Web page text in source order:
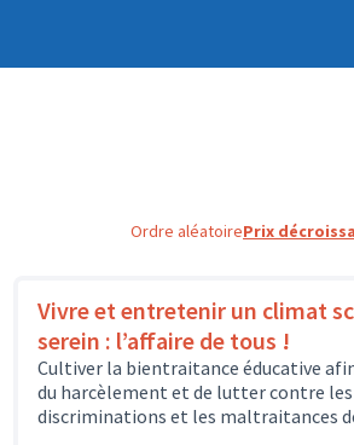
Ordre aléatoirePrix
Vivre et entretenir un climat
serein : l’affaire de tous !
Cultiver la bientraitance éducative
du harcèlement et de lutter contre les
discriminations et les maltraitances